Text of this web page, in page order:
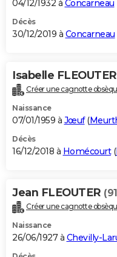
04/12/1932 à Concarneau
Décès
30/12/2019 à Concarneau
Isabelle FLEOUTER
Créer une cagnotte
Naissance
07/01/1959 à Jœuf(
Décès
16/12/2018 à Homécourt(
Jean FLEOUTER
Créer une cagnotte
Naissance
26/06/1927 à Chevilly-